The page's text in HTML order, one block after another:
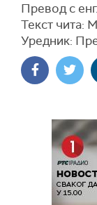
Превод с
Текст чита:
Уредник: